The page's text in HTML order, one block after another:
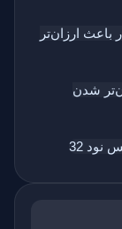
باعث ارزان‌تر
شدن
32